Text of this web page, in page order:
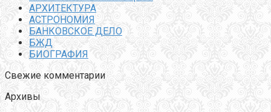
АРХИТЕКТУРА
АСТРОНОМИЯ
БАНКОВСКОЕ ДЕЛО
БЖД
БИОГРАФИЯ
Свежие комментарии
Архивы